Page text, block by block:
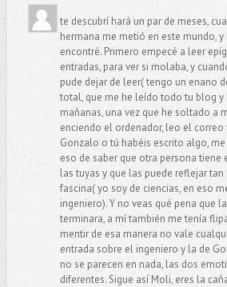
te descubrí hará un par de meses,
hermana me metió en este mundo,
encontré. Primero empecé a leer
entradas, para ver si molaba, y
pude dejar de leer( tengo un enano
total, que me he leído todo tu blog y
mañanas, una vez que he soltado a
enciendo el ordenador, leo el correo
Gonzalo o tú habéis escrito algo,
eso de saber que otra persona tiene
las tuyas y que las puede reflejar
fascina( yo soy de ciencias, en eso
ingeniero). Y no veas qué pena que
terminara, a mí también me tenía
mentir de esa manera no vale
entrada sobre el ingeniero y la de
no se parecen en nada, las dos
diferentes. Sigue así Moli, eres la